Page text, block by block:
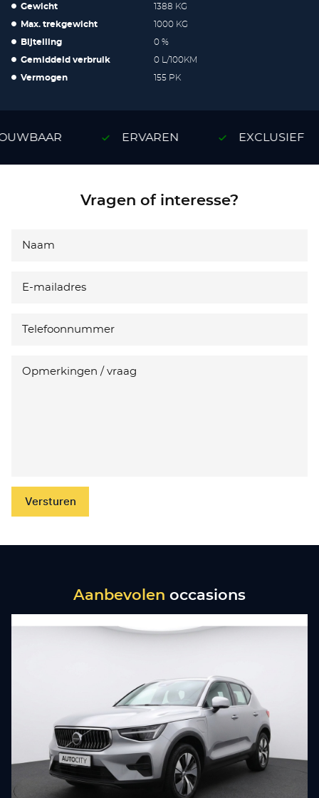
Gewicht 1388 KG
Max. trekgewicht 1000 KG
Bijtelling 0 %
Gemiddeld verbruik 0 L/100KM
Vermogen 155 PK
ERVAREN EXCLUSIEF
Vragen of interesse?
Versturen
Aanbevolen occasions